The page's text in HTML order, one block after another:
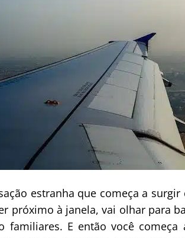
estranha que começa a
próximo à janela, vai olhar para
familiares. E então você